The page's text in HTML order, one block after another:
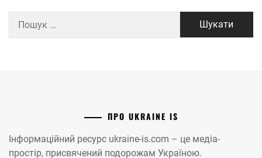
ПРО UKRAINE IS
Інформаційний ресурс ukraine-is.com – це медіа-
простір, присвячений подорожам Україною.